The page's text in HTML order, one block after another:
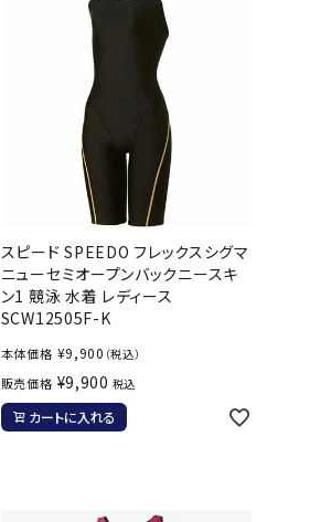
スピード SPEEDO フレックスシグマ
ニューセミオープンバックニースキ
ン1 競泳 水着 レディース
SCW12505F-K
本体価格 ¥9,900 （税込）
販売価格 ¥9,900 税込
カートに入れる